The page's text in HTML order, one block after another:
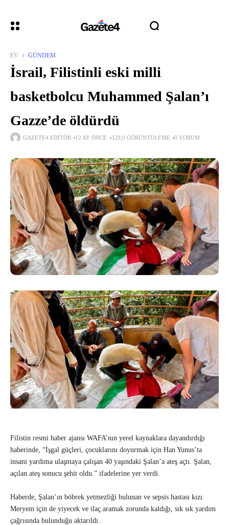
EV GÜNDEM
İsrail, Filistinli eski milli
basketbolcu Muhammed Şalan’ı
Gazze’de öldürdü
GAZETE4 EDITÖR 12 AY ÖNCE 329,0 GÖRÜNTÜLEME 0 YORUM
Filistin resmi haber ajansı WAFA’nın yerel kaynaklara dayandırdığı
haberinde, “İşgal güçleri, çocuklarını doyurmak için Han Yunus’ta
insani yardıma ulaşmaya çalışan 40 yaşındaki Şalan’a ateş açtı. Şalan,
açılan ateş sonucu şehit oldu.” ifadelerine yer verdi.
Haberde, Şalan’ın böbrek yetmezliği bulunan ve sepsis hastası kızı
Meryem için de yiyecek ve ilaç aramak zorunda kaldığı, sık sık yardım
çağrısında bulunduğu aktarıldı.